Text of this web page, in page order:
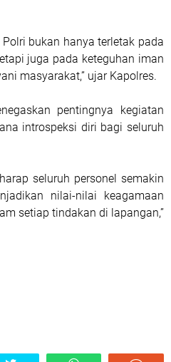
bukan hanya terletak pada
juga pada keteguhan iman
masyarakat,” ujar Kapolres.
pentingnya kegiatan
introspeksi diri bagi seluruh
seluruh personel semakin
nilai-nilai keagamaan
setiap tindakan di lapangan,”